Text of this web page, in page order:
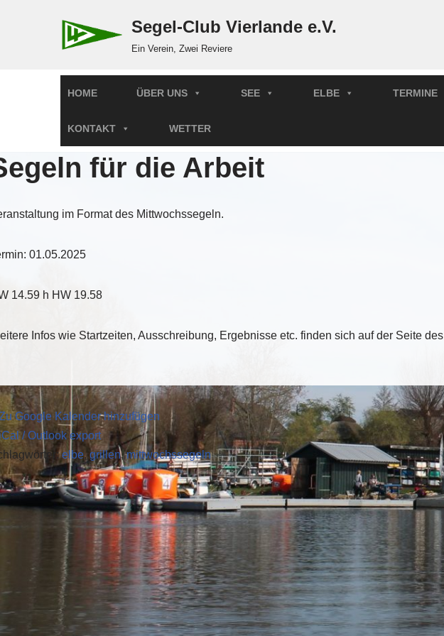
Segel-Club Vierlande e.V.
Ein Verein, Zwei Reviere
HOME ÜBER UNS SEE ELBE TERMINE
KONTAKT WETTER
für die Arbeit
im Format des Mittwochssegeln.
01.05.2025
14.59 h HW 19.58
Infos wie Startzeiten, Ausschreibung, Ergebnisse etc. finden sich auf der Seite des
Google Kalender hinzufügen
/ Outlook export
elbe,grillen,mittwochssegeln